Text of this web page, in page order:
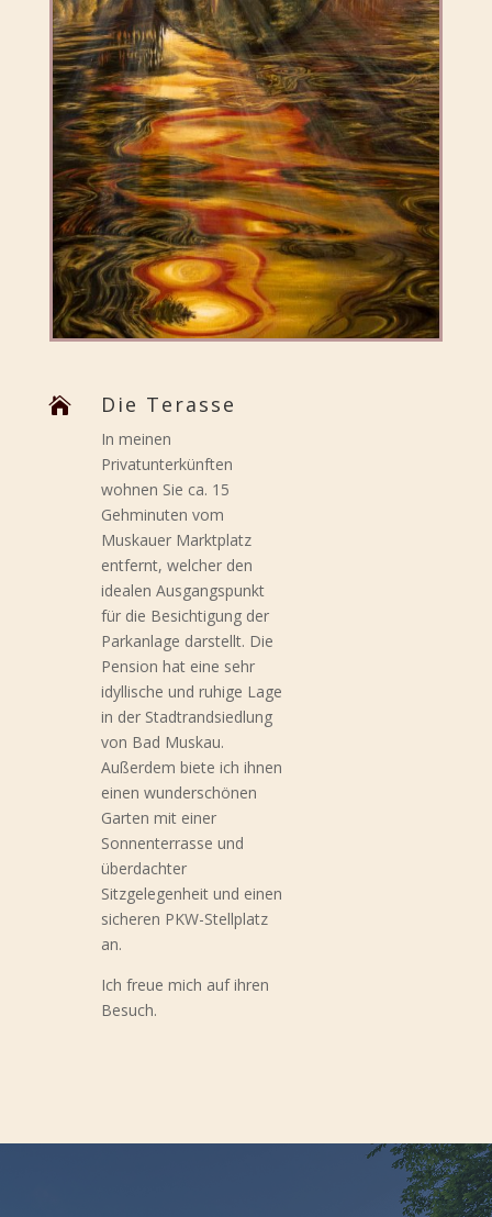
 Die Terasse
In meinen
Privatunterkünften
wohnen Sie ca. 15
Gehminuten vom
Muskauer Marktplatz
entfernt, welcher den
idealen Ausgangspunkt
für die Besichtigung der
Parkanlage darstellt. Die
Pension hat eine sehr
idyllische und ruhige Lage
in der Stadtrandsiedlung
von Bad Muskau.
Außerdem biete ich ihnen
einen wunderschönen
Garten mit einer
Sonnenterrasse und
überdachter
Sitzgelegenheit und einen
sicheren PKW-Stellplatz
an.
Ich freue mich auf ihren
Besuch.